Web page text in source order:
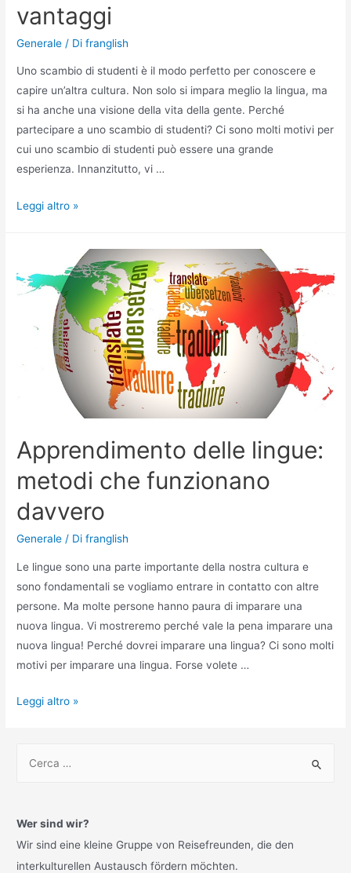
vantaggi
Generale / Difranglish
Uno scambio di studenti è il modo perfetto per conoscere e
capire un’altra cultura. Non solo si impara meglio la lingua, ma
si ha anche una visione della vita della gente. Perché
partecipare a uno scambio di studenti? Ci sono molti motivi per
cui uno scambio di studenti può essere una grande
esperienza. Innanzitutto, vi …
Perché
studenti?
maggiori
vantaggi
Leggi altro »
Apprendimento delle lingue:
metodi che funzionano
davvero
Generale / Difranglish
Le lingue sono una parte importante della nostra cultura e
sono fondamentali se vogliamo entrare in contatto con altre
persone. Ma molte persone hanno paura di imparare una
nuova lingua. Vi mostreremo perché vale la pena imparare una
nuova lingua! Perché dovrei imparare una lingua? Ci sono molti
motivi per imparare una lingua. Forse volete …
Apprendimento
metodi
davvero
Leggi altro »
c
a
:
Wer sind wir?
Wir sind eine kleine Gruppe von Reisefreunden, die den
interkulturellen Austausch fördern möchten.